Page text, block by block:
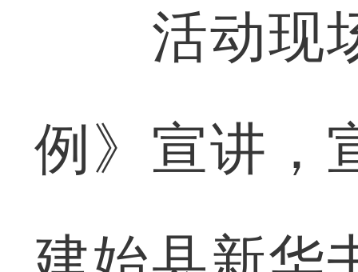
活动现场
例》宣讲，